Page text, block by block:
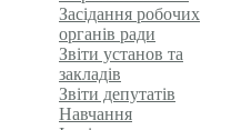
Засідання робочих
органів ради
Звіти установ та
закладів
Звіти депутатів
Навчання